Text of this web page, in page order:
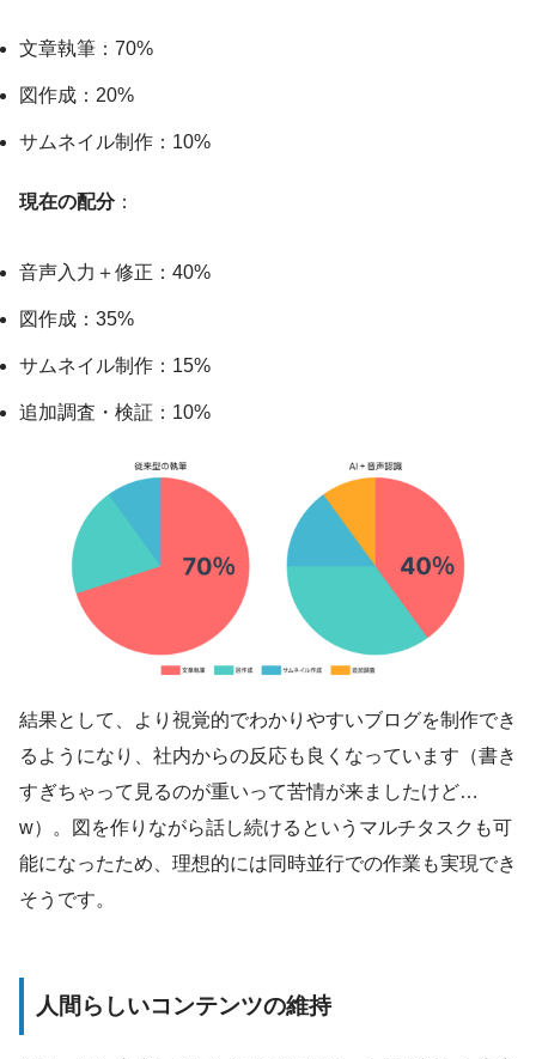
文章執筆：70%
図作成：20%
サムネイル制作：10%
現在の配分：
音声入力＋修正：40%
図作成：35%
サムネイル制作：15%
追加調査・検証：10%
結果として、より視覚的でわかりやすいブログを制作でき
るようになり、社内からの反応も良くなっています（書き
すぎちゃって見るのが重いって苦情が来ましたけど…
w）。図を作りながら話し続けるというマルチタスクも可
能になったため、理想的には同時並行での作業も実現でき
そうです。
人間らしいコンテンツの維持